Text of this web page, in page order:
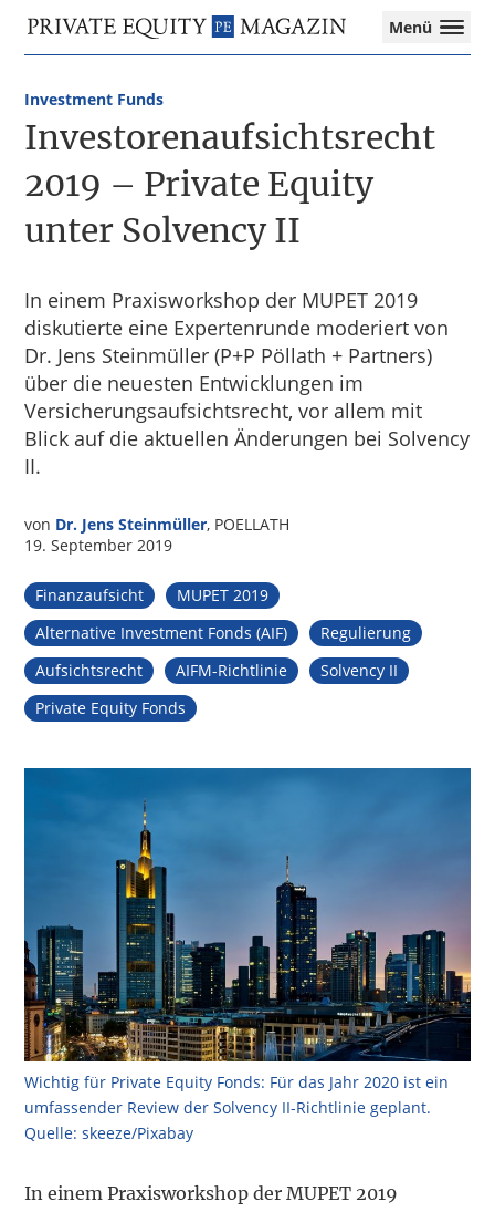
Hauptnavigation
Inhalt
Private
Equity
Das
für
die
Private
Equity-
Branche
–
Investment
I
M&A
I
Tax
Menü
Investorenaufsichtsrecht
2019 – Private Equity
unter Solvency II
In einem Praxisworkshop der MUPET 2019
diskutierte eine Expertenrunde moderiert von
Dr. Jens Steinmüller (P+P Pöllath + Partners)
über die neuesten Entwicklungen im
Versicherungsaufsichtsrecht, vor allem mit
Blick auf die aktuellen Änderungen bei Solvency
II.
Investment Funds
von Dr. Jens Steinmüller, POELLATH
19. September 2019
Finanzaufsicht
MUPET 2019
Alternative Investment Fonds (AIF)
Regulierung
Aufsichtsrecht
AIFM-Richtlinie
Solvency II
Private Equity Fonds
Wichtig für Private Equity Fonds: Für das Jahr 2020 ist ein
umfassender Review der Solvency II-Richtlinie geplant.
Quelle: skeeze/Pixabay
In einem Praxisworkshop der MUPET 2019